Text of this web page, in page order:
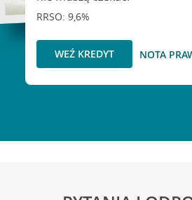
RRSO: 9,6%
WEŹ KREDYT NOTA